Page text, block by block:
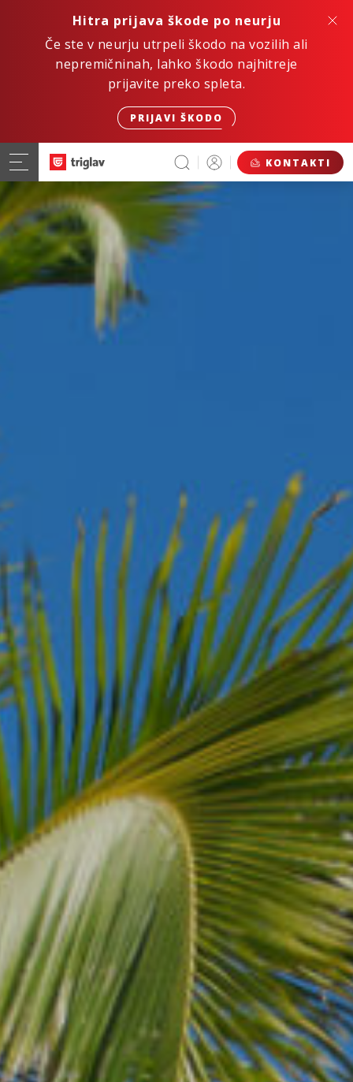
Hitra prijava škode po neurju
Če ste v neurju utrpeli škodo na vozilih ali
nepremičninah, lahko škodo najhitreje
prijavite preko spleta.
PRIJAVI ŠKODO
KONTAKTI